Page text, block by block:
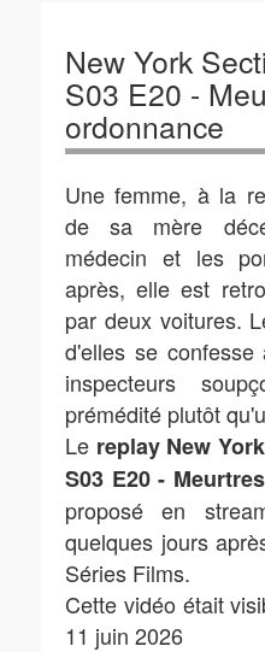
New York
S03 E20 -
ordonnance
Une femme, à la
de sa mère
médecin et les
après, elle est
par deux voitures.
d'elles se confesse
inspecteurs
prémédité plutôt
Le replay New
S03 E20 -
proposé en
quelques jours
Séries Films.
Cette vidéo était
11 juin 2026